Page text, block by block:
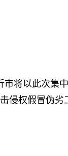
将以此次集
侵权假冒伪劣